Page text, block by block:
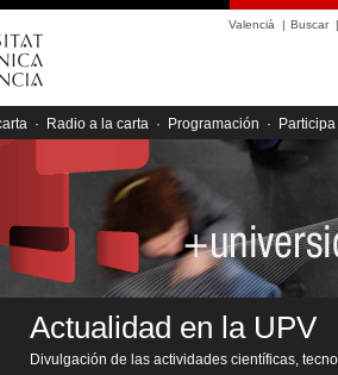
Valencià | Buscar|
· Radio a la carta · Programación · Participa
Actualidad en la UPV
Divulgación de las actividades científicas,